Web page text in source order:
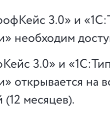
3.0» и
необходим
3.0» и
открывается на
месяцев).